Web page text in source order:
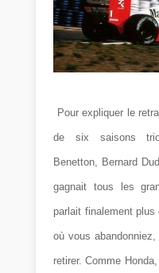
Pour expliquer le
de six saisons
Benetton, Bernard
gagnait tous les
parlait finalement
où vous
retirer. Comme